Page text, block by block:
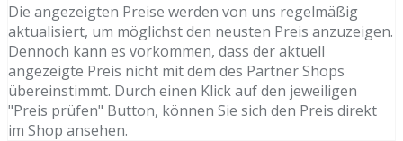
Die angezeigten Preise werden von uns regelmäßig
aktualisiert, um möglichst den neusten Preis anzuzeigen.
Dennoch kann es vorkommen, dass der aktuell
angezeigte Preis nicht mit dem des Partner Shops
übereinstimmt. Durch einen Klick auf den jeweiligen
"Preis prüfen" Button, können Sie sich den Preis direkt
im Shop ansehen.